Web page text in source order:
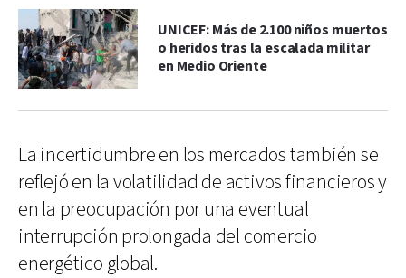
UNICEF: Más de 2.100 niños muertos
o heridos tras la escalada militar
en Medio Oriente
La incertidumbre en los mercados también se
reflejó en la volatilidad de activos financieros y
en la preocupación por una eventual
interrupción prolongada del comercio
energético global.